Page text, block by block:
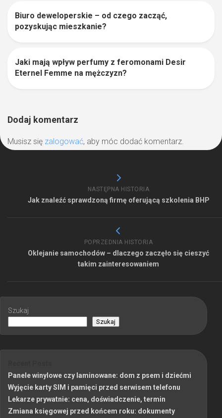
Biuro deweloperskie – od czego zacząć,
pozyskując mieszkanie?
Jaki mają wpływ perfumy z feromonami Desir
Eternel Femme na mężczyzn?
Dodaj komentarz
Musisz się zalogować, aby móc dodać komentarz.
NASTĘPNA HISTORIA
Jak znaleźć sprawdzoną firmę oferującą szkolenia BHP
POPRZEDNIA HISTORIA
Oklejanie samochodów – dlaczego zaczęło się cieszyć
takim zainteresowaniem
Szukaj
Szukaj
Panele winylowe czy laminowane: dom z psem i dziećmi
Wyjęcie karty SIM i pamięci przed serwisem telefonu
Lekarze prywatnie: cena, doświadczenie, termin
Zmiana księgowej przed końcem roku: dokumenty